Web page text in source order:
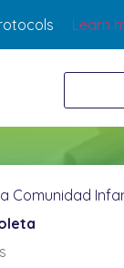
Learn
Comunidad